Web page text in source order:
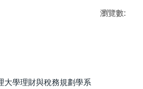
瀏覽數:
大學理財與稅務規劃學系